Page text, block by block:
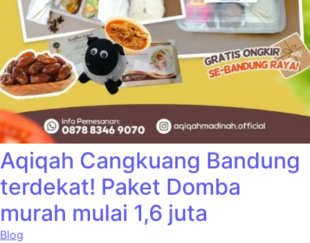
Aqiqah Cangkuang Bandung
terdekat! Paket Domba
murah mulai 1,6 juta
Blog